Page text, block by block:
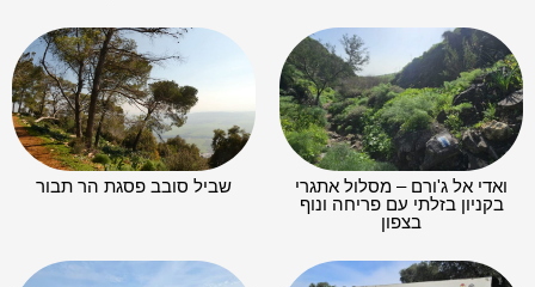
ואדי אל ג'ורם – מסלול אתגרי
בקניון בזלתי עם פריחה ונוף
בצפון
שביל סובב פסגת הר תבור